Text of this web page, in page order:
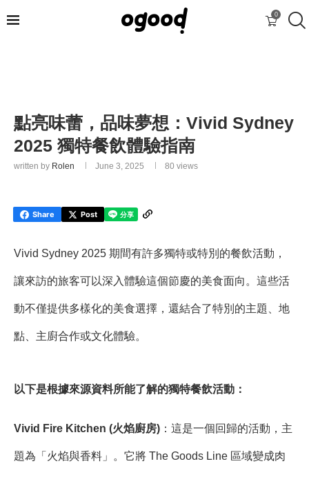
0
點亮味蕾，品味夢想：Vivid Sydney
2025 獨特餐飲體驗指南
written by Rolen June 3, 2025 80 views
Share Post
Vivid Sydney 2025 期間有許多獨特或特別的餐飲活動，
讓來訪的旅客可以深入體驗這個節慶的美食面向。這些活
動不僅提供多樣化的美食選擇，還結合了特別的主題、地
點、主廚合作或文化體驗。
以下是根據來源資料所能了解的獨特餐飲活動：
Vivid Fire Kitchen (火焰廚房) ：這是一個回歸的活動，主
題為「火焰與香料」。它將 The Goods Line 區域變成肉